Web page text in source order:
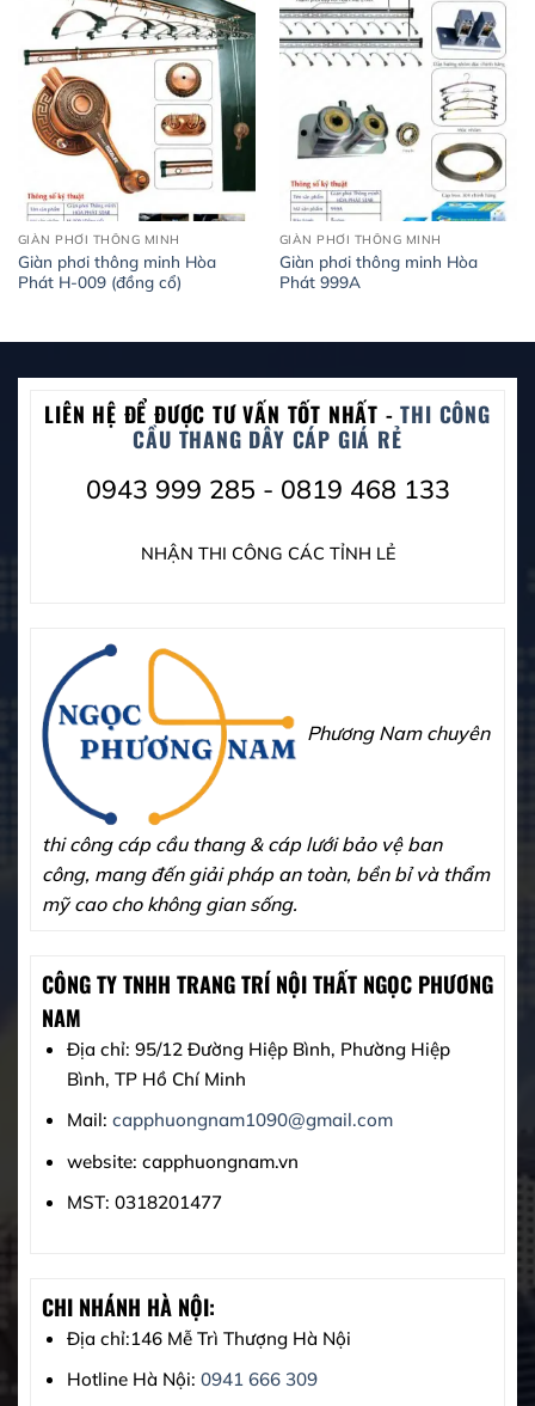
GIÀN PHƠI THÔNG MINH
Giàn phơi thông minh Hòa
Phát H-009 (đồng cổ)
GIÀN PHƠI THÔNG MINH
Giàn phơi thông minh Hòa
Phát 999A
LIÊN HỆ ĐỂ ĐƯỢC TƯ VẤN TỐT NHẤT -THI CÔNG
CẦU THANG DÂY CÁP GIÁ RẺ
0943 999 285 - 0819 468 133
NHẬN THI CÔNG CÁC TỈNH LẺ
Phương Nam chuyên
thi công cáp cầu thang & cáp lưới bảo vệ ban
công, mang đến giải pháp an toàn, bền bỉ và thẩm
mỹ cao cho không gian sống.
CÔNG TY TNHH TRANG TRÍ NỘI THẤT NGỌC PHƯƠNG
NAM
Địa chỉ: 95/12 Đường Hiệp Bình, Phường Hiệp
Bình, TP Hồ Chí Minh
Mail: capphuongnam1090@gmail.com
website: capphuongnam.vn
MST: 0318201477
CHI NHÁNH HÀ NỘI:
Địa chỉ:146 Mễ Trì Thượng Hà Nội
Hotline Hà Nội: 0941 666 309